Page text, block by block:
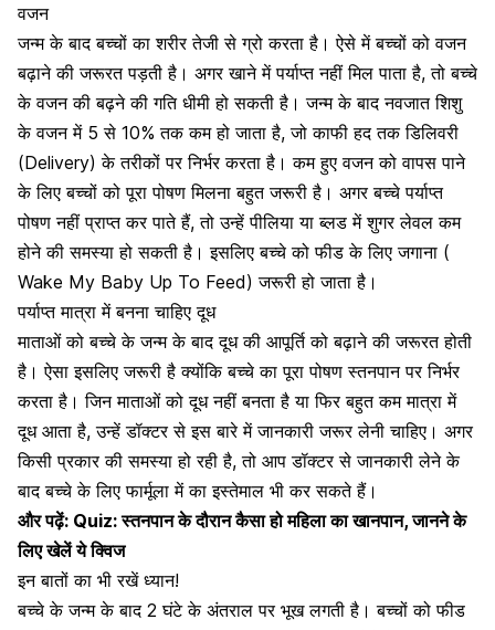
वजन
जन्म के बाद बच्चों का शरीर तेजी से ग्रो करता है। ऐसे में बच्चों को वजन
बढ़ाने की जरूरत पड़ती है। अगर खाने में पर्याप्त नहीं मिल पाता है, तोबच्चे
के वजन की बढ़नेकी गति धीमी हो सकती है। जन्म के बाद नवजात शिशु
के वजन में 5 से 10% तक कम हो जाता है, जो काफी हद तकडिलिवरी
(Delivery) के तरीकों पर निर्भर करता है। कम हुए वजन को वापस पाने
के लिए बच्चों को पूरा पोषण मिलना बहुत जरूरी है। अगर बच्चे पर्याप्त
पोषण नहीं प्राप्त कर पाते हैं, तो उन्हें पीलिया या ब्लड में शुगर लेवल कम
होने की समस्या हो सकती है। इसलिए बच्चे को फीड के लिए जगाना (
Wake My Baby Up To Feed) जरूरी हो जाता है।
पर्याप्त मात्रा में बनना चाहिए दूध
माताओं को बच्चे के जन्म के बाददूध की आपूर्तिको बढ़ाने की जरूरत होती
है। ऐसा इसलिए जरूरी है क्योंकि बच्चे का पूरा पोषण स्तनपान पर निर्भर
करता है। जिन माताओं को दूध नहीं बनता है या फिर बहुत कम मात्रा में
दूध आता है, उन्हें डॉक्टर से इस बारे में जानकारी जरूर लेनी चाहिए। अगर
किसी प्रकार की समस्या हो रही है, तो आप डॉक्टर से जानकारी लेने के
बाद बच्चे के लिए फार्मूला में का इस्तेमाल भी कर सकते हैं।
और पढ़ें: Quiz: स्तनपान के दौरान कैसा हो महिला का खानपान, जानने के
लिए खेलें ये क्विज
इन बातों का भी रखें ध्यान!
बच्चे के जन्म के बाद 2 घंटे के अंतराल पर भूख लगती है। बच्चों को फीड